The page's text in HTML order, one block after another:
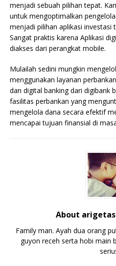
menjadi sebuah pilihan tepat.
untuk mengoptimalkan
menjadi pilihan aplikasi investasi
Sangat praktis karena Aplikasi
diakses dari perangkat mobile.
Mulailah sedini mungkin
menggunakan layanan
dan digital banking dari digibank
fasilitas perbankan yang
mengelola dana secara efektif
mencapai tujuan finansial di
About arigetas
Family man. Ayah dua orang
guyon receh serta hobi main